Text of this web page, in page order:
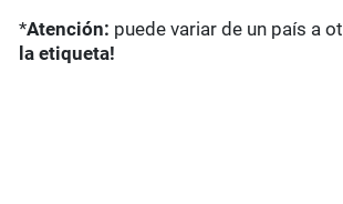
*Atención: puede variar de un país a
la etiqueta!